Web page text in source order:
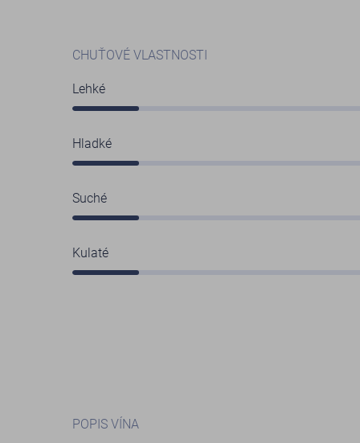
CHUŤOVÉ VLASTNOSTI
Lehké
Hladké
Suché
Kulaté
POPIS VÍNA